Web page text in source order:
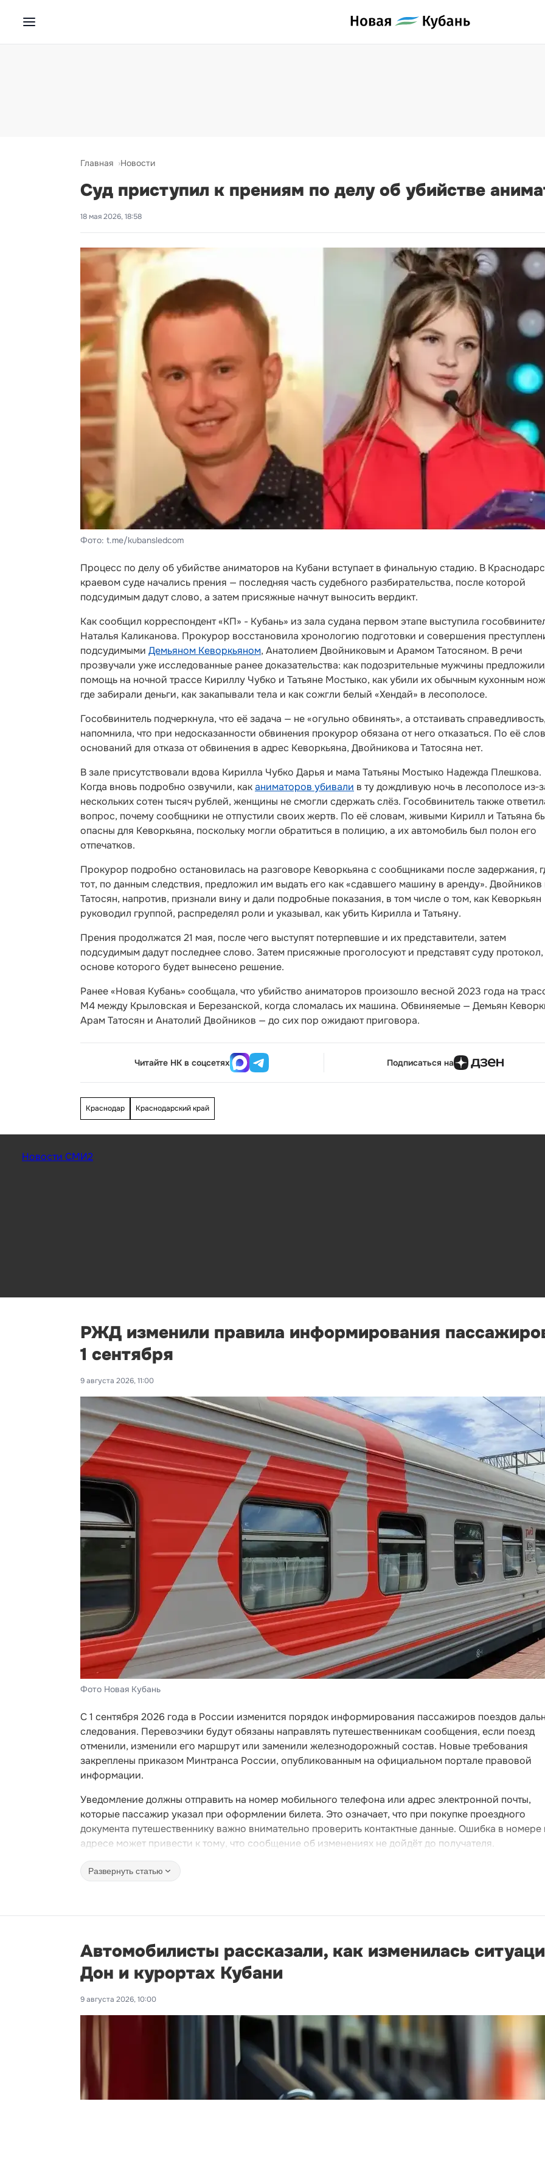
Главная Новости
Суд приступил к прениям по делу об убийстве
18 мая 2026, 18:58
Фото: t.me/kubansledcom
Процесс по делу об убийстве аниматоров на Кубани вступает в финальную стадию. В
краевом суде начались прения — последняя часть судебного разбирательства, после которой
подсудимым дадут слово, а затем присяжные начнут выносить вердикт.
Как сообщил корреспондент «КП» - Кубань» из зала судана первом этапе выступила
Наталья Каликанова. Прокурор восстановила хронологию подготовки и совершения
подсудимыми Демьяном Кеворкьяном, Анатолием Двойниковым и Арамом Татосяном. В речи
прозвучали уже исследованные ранее доказательства: как подозрительные мужчины предложили
помощь на ночной трассе Кириллу Чубко и Татьяне Мостыко, как убили их обычным кухонным
где забирали деньги, как закапывали тела и как сожгли белый «Хендай» в лесополосе.
Гособвинитель подчеркнула, что её задача — не «огульно обвинять», а отстаивать
напомнила, что при недосказанности обвинения прокурор обязана от него отказаться. По её
оснований для отказа от обвинения в адрес Кеворкьяна, Двойникова и Татосяна нет.
В зале присутствовали вдова Кирилла Чубко Дарья и мама Татьяны Мостыко Надежда Плешкова.
Когда вновь подробно озвучили, каканиматоров убивали в ту дождливую ночь в лесополосе
нескольких сотен тысяч рублей, женщины не смогли сдержать слёз. Гособвинитель также
вопрос, почему сообщники не отпустили своих жертв. По её словам, живыми Кирилл и Татьяна
опасны для Кеворкьяна, поскольку могли обратиться в полицию, а их автомобиль был полон его
отпечатков.
Прокурор подробно остановилась на разговоре Кеворкьяна с сообщниками после задержания,
тот, по данным следствия, предложил им выдать его как «сдавшего машину в аренду». Двойников
Татосян, напротив, признали вину и дали подробные показания, в том числе о том, как Кеворкьян
руководил группой, распределял роли и указывал, как убить Кирилла и Татьяну.
Прения продолжатся 21 мая, после чего выступят потерпевшие и их представители, затем
подсудимым дадут последнее слово. Затем присяжные проголосуют и представят суду протокол,
основе которого будет вынесено решение.
Ранее «Новая Кубань» сообщала, что убийство аниматоров произошло весной 2023 года на
М4 между Крыловская и Березанской, когда сломалась их машина. Обвиняемые — Демьян
Арам Татосян и Анатолий Двойников — до сих пор ожидают приговора.
Читайте НК в соцсетях Подписаться на
Краснодар Краснодарский край
Новости СМИ2
РЖД изменили правила информирования
1 сентября
9 августа 2026, 11:00
Фото Новая Кубань
С 1 сентября 2026 года в России изменится порядок информирования пассажиров поездов
следования. Перевозчики будут обязаны направлять путешественникам сообщения, если поезд
отменили, изменили его маршрут или заменили железнодорожный состав. Новые требования
закреплены приказом Минтранса России, опубликованным на официальном портале правовой
информации.
Уведомление должны отправить на номер мобильного телефона или адрес электронной почты,
которые пассажир указал при оформлении билета. Это означает, что при покупке проездного
документа путешественнику важно внимательно проверить контактные данные. Ошибка в номере
адресе может привести к тому, что сообщение об изменениях не дойдёт до получателя.
Развернуть статью
Автомобилисты рассказали, как изменилась
Дон и курортах Кубани
9 августа 2026, 10:00